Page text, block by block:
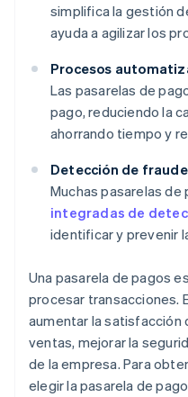
simplifica la gestión
ayuda a agilizar los
Procesos
Las pasarelas de
pago, reduciendo la
ahorrando tiempo y
Detección de
Muchas pasarelas de
integradas de
identificar y prevenir
Una pasarela de pagos
procesar transacciones.
aumentar la satisfacción
ventas, mejorar la
de la empresa. Para
elegir la pasarela de